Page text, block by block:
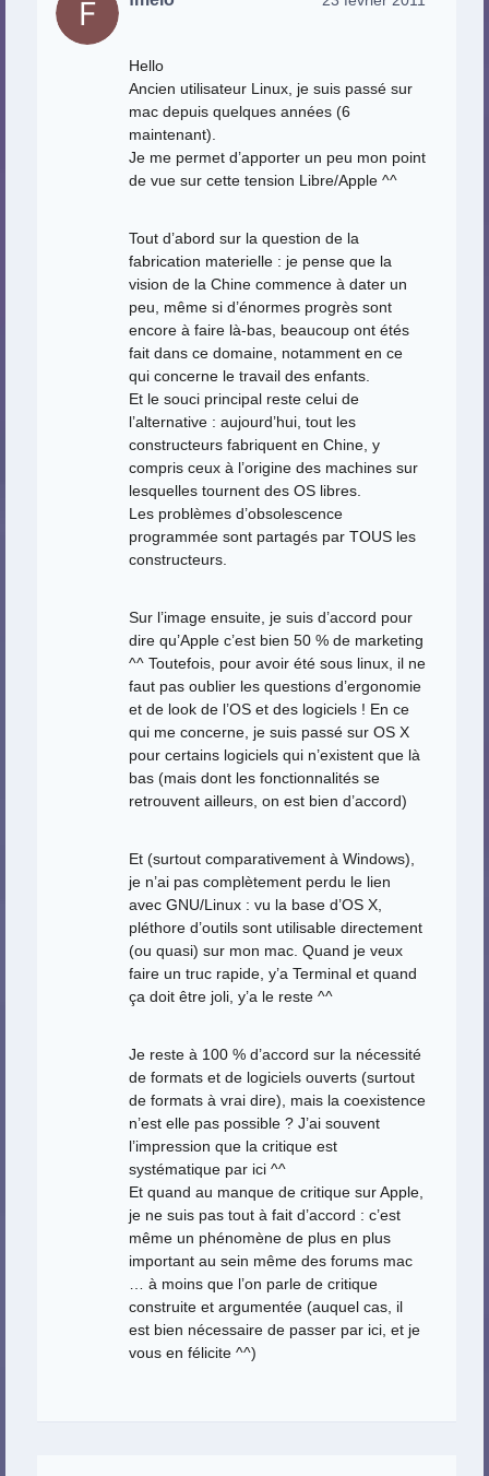
Hello
Ancien utilisateur Linux, je suis passé sur
mac depuis quelques années (6
maintenant).
Je me permet d’apporter un peu mon point
de vue sur cette tension Libre/Apple ^^
Tout d’abord sur la question de la
fabrication materielle : je pense que la
vision de la Chine commence à dater un
peu, même si d’énormes progrès sont
encore à faire là-bas, beaucoup ont étés
fait dans ce domaine, notamment en ce
qui concerne le travail des enfants.
Et le souci principal reste celui de
l’alternative : aujourd’hui, tout les
constructeurs fabriquent en Chine, y
compris ceux à l’origine des machines sur
lesquelles tournent des OS libres.
Les problèmes d’obsolescence
programmée sont partagés par TOUS les
constructeurs.
Sur l’image ensuite, je suis d’accord pour
dire qu’Apple c’est bien 50 % de marketing
^^ Toutefois, pour avoir été sous linux, il ne
faut pas oublier les questions d’ergonomie
et de look de l’OS et des logiciels ! En ce
qui me concerne, je suis passé sur OS X
pour certains logiciels qui n’existent que là
bas (mais dont les fonctionnalités se
retrouvent ailleurs, on est bien d’accord)
Et (surtout comparativement à Windows),
je n’ai pas complètement perdu le lien
avec GNU/Linux : vu la base d’OS X,
pléthore d’outils sont utilisable directement
(ou quasi) sur mon mac. Quand je veux
faire un truc rapide, y’a Terminal et quand
ça doit être joli, y’a le reste ^^
Je reste à 100 % d’accord sur la nécessité
de formats et de logiciels ouverts (surtout
de formats à vrai dire), mais la coexistence
n’est elle pas possible ? J’ai souvent
l’impression que la critique est
systématique par ici ^^
Et quand au manque de critique sur Apple,
je ne suis pas tout à fait d’accord : c’est
même un phénomène de plus en plus
important au sein même des forums mac
… à moins que l’on parle de critique
construite et argumentée (auquel cas, il
est bien nécessaire de passer par ici, et je
vous en félicite ^^)